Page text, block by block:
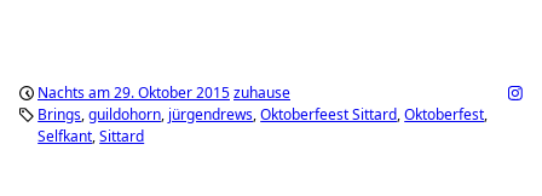
Nachts am 29. Oktober 2015zuhause
Brings guildohorn jürgendrews Oktoberfeest Sittard Oktoberfest
Selfkant Sittard